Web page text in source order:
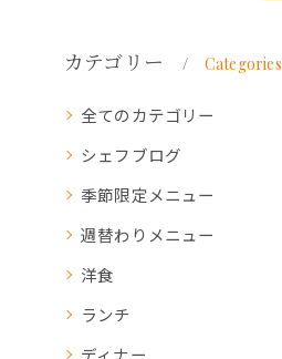
カテゴリー Categories
全てのカテゴリー
シェフブログ
季節限定メニュー
週替わりメニュー
洋食
ランチ
ディナー